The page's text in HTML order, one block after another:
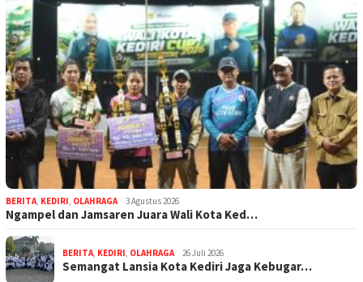
BERITA, KEDIRI, OLAHRAGA 3 Agustus 2026
Ngampel dan Jamsaren Juara Wali Kota Ked…
BERITA, KEDIRI, OLAHRAGA 26 Juli 2026
Semangat Lansia Kota Kediri Jaga Kebugar…